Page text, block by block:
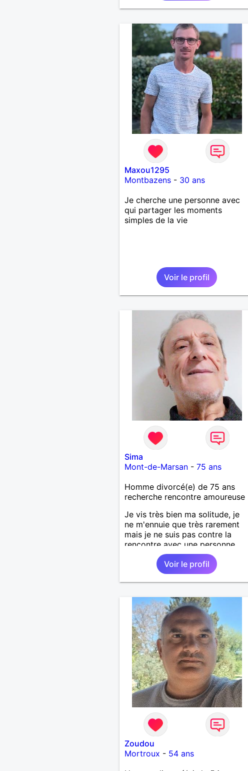
Maxou1295
Montbazens- 30 ans
Je cherche une personne avec
qui partager les moments
simples de la vie
Voir le profil
Sima
Mont-de-Marsan- 75 ans
Homme divorcé(e) de 75 ans
recherche rencontre amoureuse
Je vis très bien ma solitude, je
ne m'ennuie que très rarement
mais je ne suis pas contre la
rencontre avec une personne
compatible . Pourquoi une
amitié ne pourrait pas évoluer si
bon feeling réciproque... Je
recherche de la proximité car je
même toit.
Voir le profil
Zoudou
Mortroux - 54 ans